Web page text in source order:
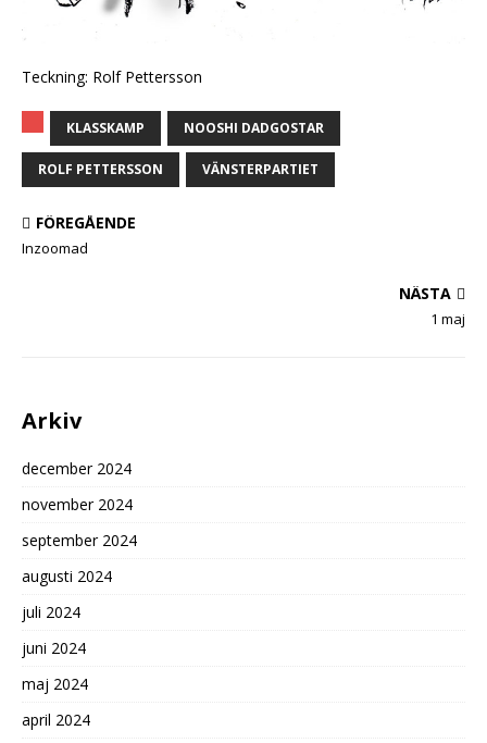
Teckning: Rolf Pettersson
KLASSKAMP NOOSHI DADGOSTAR
ROLF PETTERSSON VÄNSTERPARTIET
FÖREGÅENDE
Inzoomad
NÄSTA
1 maj
Arkiv
december 2024
november 2024
september 2024
augusti 2024
juli 2024
juni 2024
maj 2024
april 2024